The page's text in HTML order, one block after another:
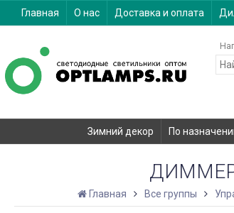
Главная О нас Доставка и оплата
Зимний декор По
ДИММЕР
Главная Все группы